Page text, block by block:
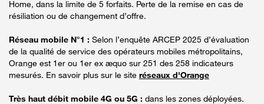
Home, dans la limite de 5 forfaits. Perte de la remise en cas de
résiliation ou de changement d’offre.
Réseau mobile N°1 : Selon l’enquête ARCEP 2025 d’évaluation
de la qualité de service des opérateurs mobiles métropolitains,
Orange est 1er ou 1er ex æquo sur 251 des 258 indicateurs
mesurés. En savoir plus sur le site réseaux d'Orange
Très haut débit mobile 4G ou 5G : dans les zones déployées.